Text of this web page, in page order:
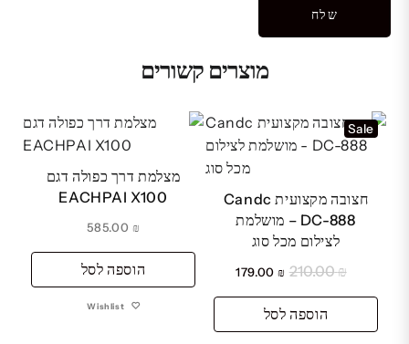
מוצרים קשורים
Sale
חצובה מקצועית Candc
DC-888 – מושלמת
לצילום מכל סוג
₪
210.00
המחיר
היה:
₪ 210.00.
₪
179.00
המחיר
₪ 179.00.
הוספה לסל
מצלמת דרך כפולה דגם
EACHPAI X100
₪
הוספה לסל
Wishlist